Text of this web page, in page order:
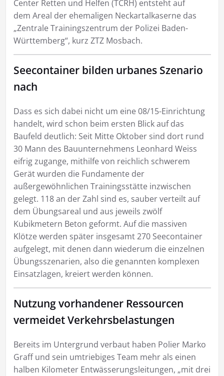
Center Retten und Helfen (TCRH) entsteht auf
dem Areal der ehemaligen Neckartalkaserne das
„Zentrale Trainingszentrum der Polizei Baden-
Württemberg“, kurz ZTZ Mosbach.
Seecontainer bilden urbanes Szenario
nach
Dass es sich dabei nicht um eine 08/15-Einrichtung
handelt, wird schon beim ersten Blick auf das
Baufeld deutlich: Seit Mitte Oktober sind dort rund
30 Mann des Bauunternehmens Leonhard Weiss
eifrig zugange, mithilfe von reichlich schwerem
Gerät wurden die Fundamente der
außergewöhnlichen Trainingsstätte inzwischen
gelegt. 118 an der Zahl sind es, sauber verteilt auf
dem Übungsareal und aus jeweils zwölf
Kubikmetern Beton geformt. Auf die massiven
Klötze werden später insgesamt 270 Seecontainer
aufgelegt, mit denen dann wiederum die einzelnen
Übungsszenarien, also die genannten komplexen
Einsatzlagen, kreiert werden können.
Nutzung vorhandener Ressourcen
vermeidet Verkehrsbelastungen
Bereits im Untergrund verbaut haben Polier Marko
Graff und sein umtriebiges Team mehr als einen
halben Kilometer Entwässerungsleitungen, „mit drei